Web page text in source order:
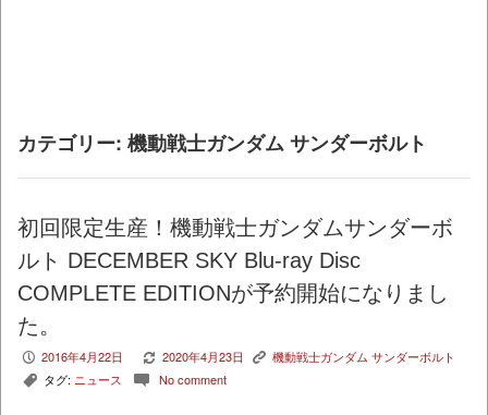
カテゴリー: 機動戦士ガンダム サンダーボルト
初回限定生産！機動戦士ガンダムサンダーボ
ルト DECEMBER SKY Blu-ray Disc
COMPLETE EDITIONが予約開始になりまし
た。
P 2016年4月22日 V 2020年4月23日 K 機動戦士ガンダム サンダーボルト
, タグ: ニュース c No comment